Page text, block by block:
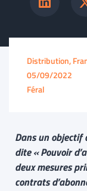
Distribution,
05/09/2022
Féral
Dans un objectif
dite « Pouvoir
deux mesures
contrats